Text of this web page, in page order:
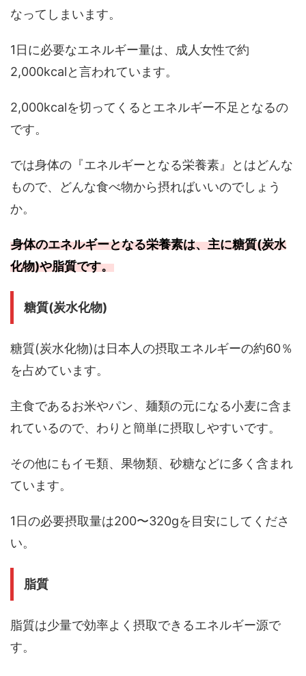
なってしまいます。
1日に必要なエネルギー量は、成人女性で約
2,000kcalと言われています。
2,000kcalを切ってくるとエネルギー不足となるの
です。
では身体の『エネルギーとなる栄養素』とはどんな
もので、どんな食べ物から摂ればいいのでしょう
か。
身体のエネルギーとなる栄養素は、主に糖質(炭水
化物)や脂質です。
糖質(炭水化物)
糖質(炭水化物)は日本人の摂取エネルギーの約60％
を占めています。
主食であるお米やパン、麺類の元になる小麦に含ま
れているので、わりと簡単に摂取しやすいです。
その他にもイモ類、果物類、砂糖などに多く含まれ
ています。
1日の必要摂取量は200〜320gを目安にしてくださ
い。
脂質
脂質は少量で効率よく摂取できるエネルギー源で
す。